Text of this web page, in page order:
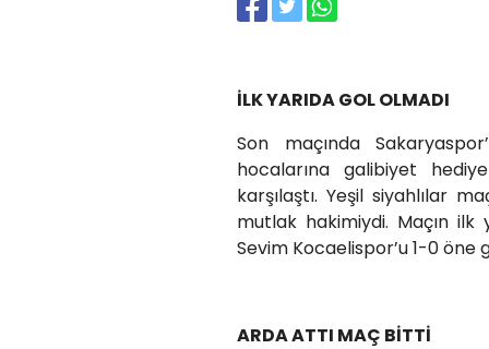
İLK YARIDA GOL OLMADI
Son maçında
hocalarına galibiyet
karşılaştı. Yeşil siyahlılar
mutlak hakimiydi. Maçın ilk
Sevim Kocaelispor’u 1-0 öne
ARDA ATTI MAÇ BİTTİ